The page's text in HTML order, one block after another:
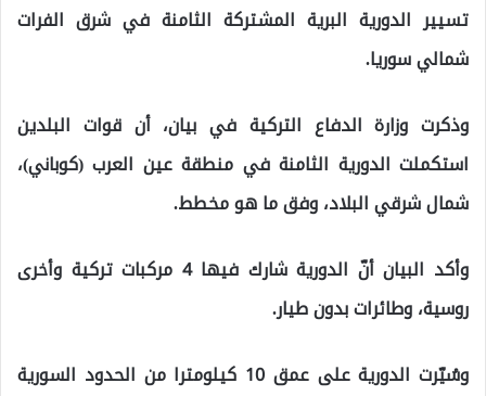
تسيير الدورية البرية المشتركة الثامنة في شرق الفرات
شمالي سوريا.
وذكرت وزارة الدفاع التركية في بيان، أن قوات البلدين
استكملت الدورية الثامنة في منطقة عين العرب (كوباني)،
شمال شرقي البلاد، وفق ما هو مخطط.
وأكد البيان أنّ الدورية شارك فيها 4 مركبات تركية وأخرى
روسية، وطائرات بدون طيار.
وسُيّرت الدورية على عمق 10 كيلومترا من الحدود السورية